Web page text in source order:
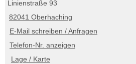
Linienstraße 93
82041 Oberhaching
E-Mail schreiben / Anfragen
Telefon-Nr. anzeigen
Lage / Karte